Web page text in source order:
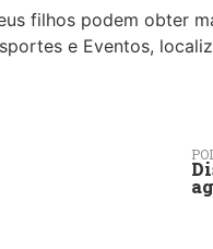
filhos podem obter
e Eventos,